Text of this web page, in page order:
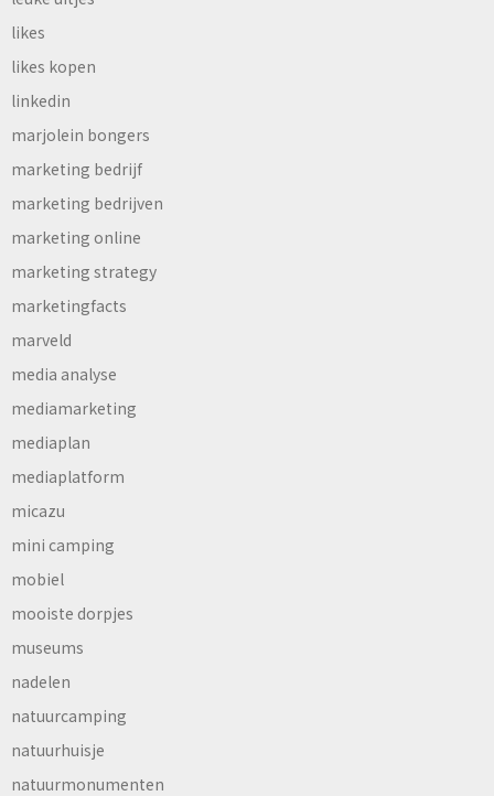
likes
likes kopen
linkedin
marjolein bongers
marketing bedrijf
marketing bedrijven
marketing online
marketing strategy
marketingfacts
marveld
media analyse
mediamarketing
mediaplan
mediaplatform
micazu
mini camping
mobiel
mooiste dorpjes
museums
nadelen
natuurcamping
natuurhuisje
natuurmonumenten